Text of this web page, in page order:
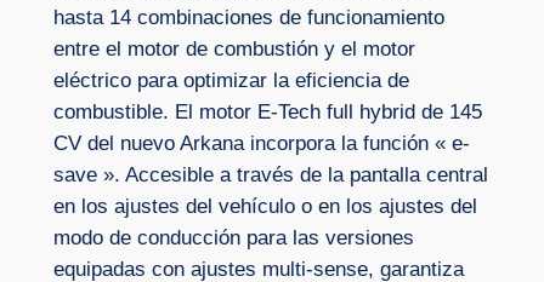
hasta 14 combinaciones de funcionamiento
entre el motor de combustión y el motor
eléctrico para optimizar la eficiencia de
combustible. El motor E-Tech full hybrid de 145
CV del nuevo Arkana incorpora la función « e-
save ». Accesible a través de la pantalla central
en los ajustes del vehículo o en los ajustes del
modo de conducción para las versiones
equipadas con ajustes multi-sense, garantiza